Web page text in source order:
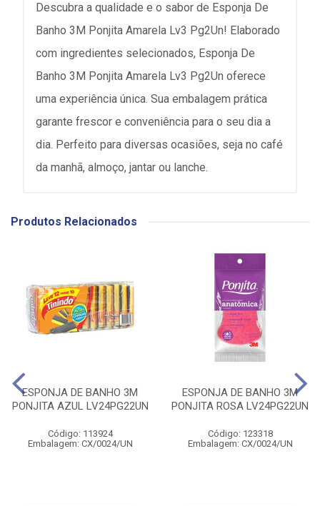
Descubra a qualidade e o sabor de Esponja De
Banho 3M Ponjita Amarela Lv3 Pg2Un! Elaborado
com ingredientes selecionados, Esponja De
Banho 3M Ponjita Amarela Lv3 Pg2Un oferece
uma experiência única. Sua embalagem prática
garante frescor e conveniência para o seu dia a
dia. Perfeito para diversas ocasiões, seja no café
da manhã, almoço, jantar ou lanche.
Produtos Relacionados
ESPONJA DE BANHO 3M
PONJITA AZUL LV24PG22UN
Código: 113924
Embalagem: CX/0024/UN
ESPONJA DE BANHO 3M
PONJITA ROSA LV24PG22UN
Código: 123318
Embalagem: CX/0024/UN